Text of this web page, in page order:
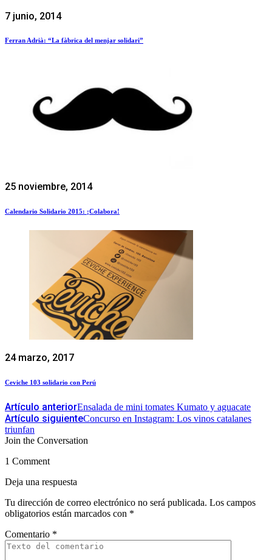
7 junio, 2014
Ferran Adrià: “La fàbrica del menjar solidari”
25 noviembre, 2014
Calendario Solidario 2015: ¡Colabora!
24 marzo, 2017
Ceviche 103 solidario con Perú
Artículo anteriorEnsalada de mini tomates Kumato y aguacate
Artículo siguienteConcurso en Instagram: Los vinos catalanes
triunfan
Join the Conversation
1 Comment
Deja una respuesta
Tu dirección de correo electrónico no será publicada. Los campos
obligatorios están marcados con *
Comentario *